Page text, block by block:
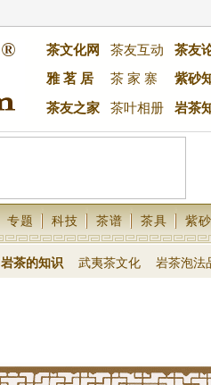
茶文化网 茶友互动
茶友
雅 茗 居
茶 家 寨 紫砂
茶友之家 茶叶相册 岩茶
专题 科技 茶谱 茶具 紫砂
岩茶的知识 武夷茶文化 岩茶泡法